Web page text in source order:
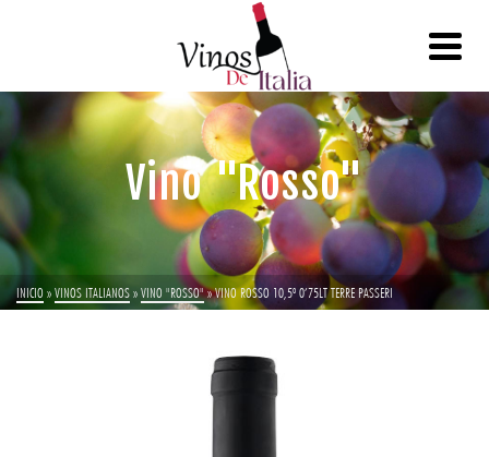
Vino "Rosso"
INICIO »VINOS ITALIANOS»VINO "ROSSO"»VINO ROSSO 10,5º 0’75LT TERRE PASSERI